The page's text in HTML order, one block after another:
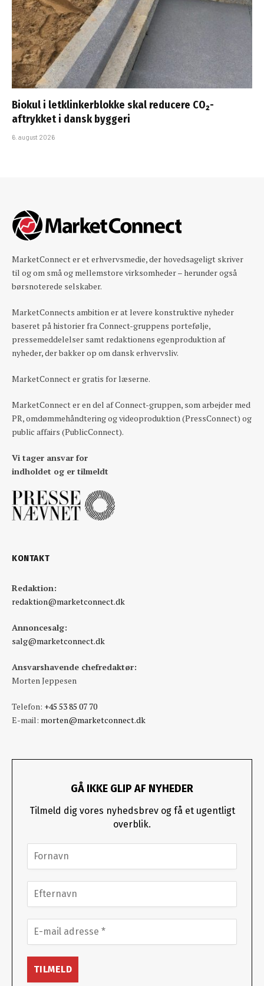
Biokul i letklinkerblokke skal reducere CO₂-
aftrykket i dansk byggeri
6. august 2026
MarketConnect er et erhvervsmedie, der hovedsageligt skriver
til og om små og mellemstore virksomheder – herunder også
børsnoterede selskaber.
MarketConnects ambition er at levere konstruktive nyheder
baseret på historier fra Connect-gruppens portefølje,
pressemeddelelser samt redaktionens egenproduktion af
nyheder, der bakker op om dansk erhvervsliv.
MarketConnect er gratis for læserne.
MarketConnect er en del af Connect-gruppen, som arbejder med
PR, omdømmehåndtering og videoproduktion (PressConnect) og
public affairs (PublicConnect).
Vi tager ansvar for
indholdet og er tilmeldt
KONTAKT
Redaktion:
redaktion@marketconnect.dk
Annoncesalg:
salg@marketconnect.dk
Ansvarshavende chefredaktør:
Morten Jeppesen
Telefon: +45 53 85 07 70
E-mail: morten@marketconnect.dk
GÅ IKKE GLIP AF NYHEDER
Tilmeld dig vores nyhedsbrev og få et ugentligt
overblik.